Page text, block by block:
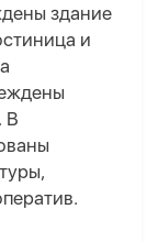
здание
и
В